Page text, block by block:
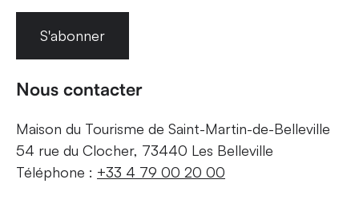
S'abonner
Nous contacter
Maison du Tourisme de Saint-Martin-de-Belleville
54 rue du Clocher, 73440 Les Belleville
Téléphone : +33 4 79 00 20 00